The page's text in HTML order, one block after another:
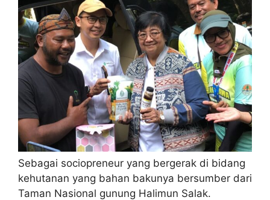
Sebagai sociopreneur yang bergerak di bidang
kehutanan yang bahan bakunya bersumber dari
Taman Nasional gunung Halimun Salak.